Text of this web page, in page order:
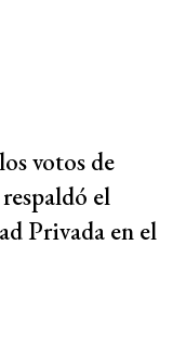
votos de
el
Privada en el